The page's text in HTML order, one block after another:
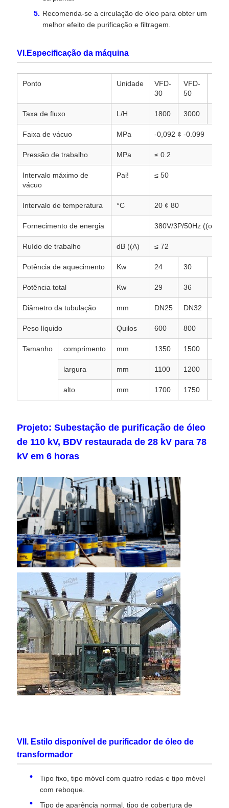
Recomenda-se a circulação de óleo para obter um
melhor efeito de purificação e filtragem.
VI.Especificação da máquina
Ponto Unidade
VFD-
30
VFD-
50
Taxa de fluxo L/H 1800 3000
Faixa de vácuo MPa -0,092 ¢ -0.099
Pressão de trabalho MPa ≤ 0.2
Intervalo máximo de
vácuo
Pai! ≤ 50
Intervalo de temperatura °C 20 ¢ 80
Fornecimento de energia 380V/3P/50Hz ((ou
Ruído de trabalho dB ((A) ≤ 72
Potência de aquecimento Kw 24 30
Potência total Kw 29 36
Diâmetro da tubulação mm DN25 DN32
Peso líquido Quilos 600 800
Tamanho comprimento mm 1350 1500
largura mm 1100 1200
alto mm 1700 1750
Projeto: Subestação de purificação de óleo
de 110 kV, BDV restaurada de 28 kV para 78
kV em 6 horas
VII. Estilo disponível de purificador de óleo de
transformador
Tipo fixo, tipo móvel com quatro rodas e tipo móvel
com reboque.
Tipo de aparência normal, tipo de cobertura de